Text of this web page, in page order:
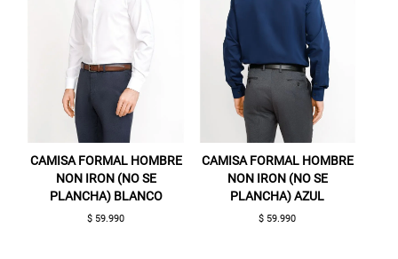
CAMISA FORMAL HOMBRE
NON IRON (NO SE
PLANCHA) BLANCO
$ 59.990
CAMISA FORMAL HOMBRE
NON IRON (NO SE
PLANCHA) AZUL
$ 59.990